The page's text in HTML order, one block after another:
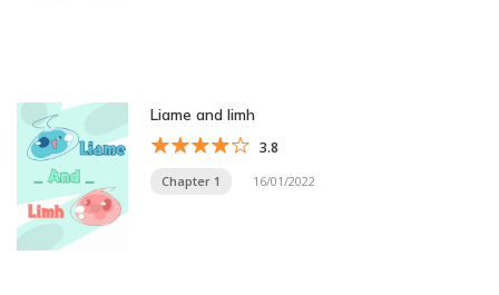
Liame and limh
3.8
Chapter 1 16/01/2022